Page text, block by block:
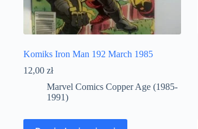
Komiks Iron Man 192 March 1985
12,00 zł
Marvel Comics Copper Age (1985-
1991)